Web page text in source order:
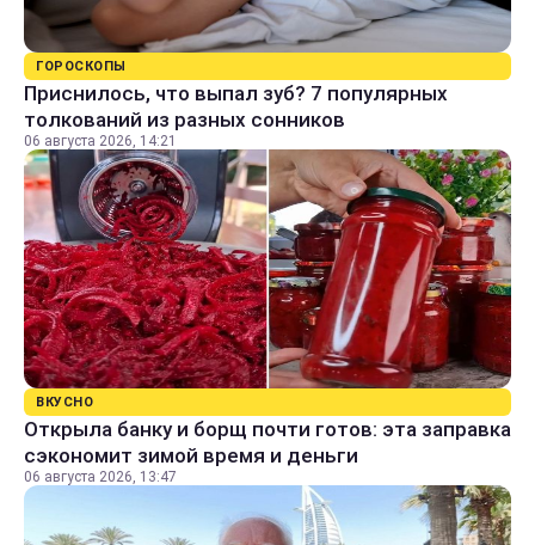
ГОРОСКОПЫ
Приснилось, что выпал зуб? 7 популярных
толкований из разных сонников
06 августа 2026, 14:21
ВКУСНО
Открыла банку и борщ почти готов: эта заправка
сэкономит зимой время и деньги
06 августа 2026, 13:47